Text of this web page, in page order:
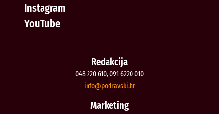
Instagram
YouTube
Redakcija
048 220 610, 091 6220 010
rh.iksvardop
@ofni
Marketing